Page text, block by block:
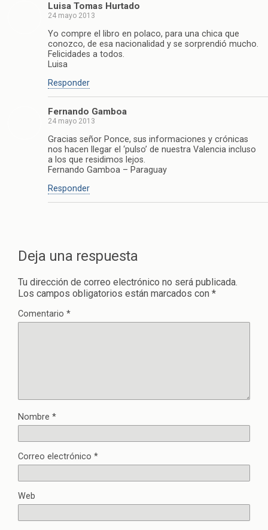
Luisa Tomas Hurtado
24 mayo 2013
Yo compre el libro en polaco, para una chica que
conozco, de esa nacionalidad y se sorprendió mucho.
Felicidades a todos.
Luisa
Responder
Fernando Gamboa
24 mayo 2013
Gracias señor Ponce, sus informaciones y crónicas
nos hacen llegar el ‘pulso’ de nuestra Valencia incluso
a los que residimos lejos.
Fernando Gamboa – Paraguay
Responder
Deja una respuesta
Tu dirección de correo electrónico no será publicada.
Los campos obligatorios están marcados con *
Comentario *
Nombre *
Correo electrónico *
Web